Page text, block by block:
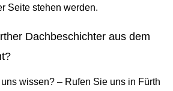
Seite stehen werden.
Dachbeschichter aus dem
wissen? – Rufen Sie uns in Fürth